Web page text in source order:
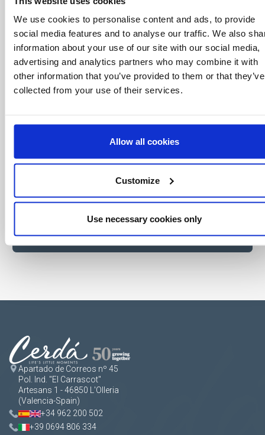
We use cookies to personalise content and ads, to provide
social media features and to analyse our traffic. We also
information about your use of our site with our social media,
advertising and analytics partners who may combine it with
other information that you’ve provided to them or that they’ve
collected from your use of their services.
Allow all cookies
Customize
Use necessary cookies only
Consigue ofertas especiales, información
sobre eventos, los últimos artículos del blog y
conoce antes que nadie las novedades del
mundo del licensing, todo al alcance de un
click.
Apartado de Correos nº 45
Pol. Ind. "El Carrascot"
Artesans 1 - 46850 L'Olleria
(Valencia-Spain)
+34 962 200 502
+39 0694 806 334